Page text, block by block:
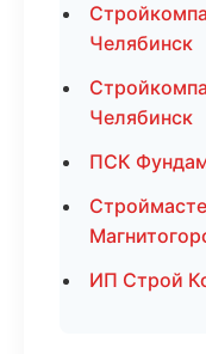
Челябинск
Челябинск
ПСК
ИП Строй